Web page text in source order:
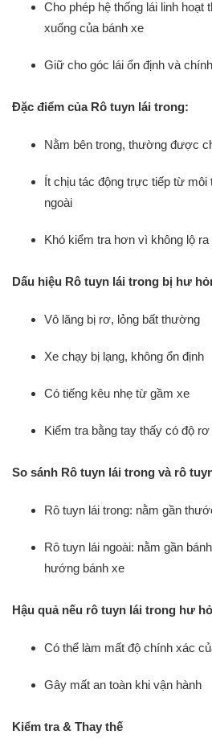
Cho phép hệ thống lái linh hoạt
xuống của bánh xe
Giữ cho góc lái ổn định và
Đặc điểm của Rô tuyn lái trong:
Nằm bên trong, thường được
Ít chịu tác động trực tiếp từ
ngoài
Khó kiểm tra hơn vì không lộ ra
Dấu hiệu Rô tuyn lái trong bị hư
Vô lăng bị rơ, lỏng bất thường
Xe chạy bị lạng, không ổn định
Có tiếng kêu nhẹ từ gầm xe
Kiểm tra bằng tay thấy có độ
So sánh Rô tuyn lái trong và rô
Rô tuyn lái trong: nằm gần
Rô tuyn lái ngoài: nằm gần
hướng bánh xe
Hậu quả nếu rô tuyn lái trong hư
Có thể làm mất độ chính xác
Gây mất an toàn khi vận hành
Kiểm tra & Thay thế